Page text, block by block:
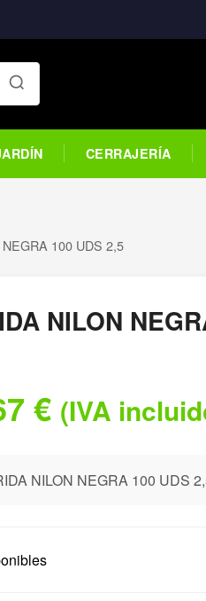
CERRAJERÍA
100 UDS 2,5
NILON
€ (IVA
NILON NEGRA 100 UDS